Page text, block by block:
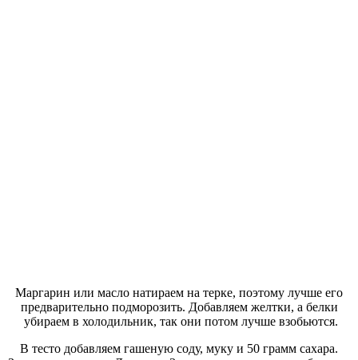
Маргарин или масло натираем на терке, поэтому лучше его
предварительно подморозить. Добавляем желтки, а белки
убираем в холодильник, так они потом лучше взобьются.
В тесто добавляем гашеную соду, муку и 50 грамм сахара.